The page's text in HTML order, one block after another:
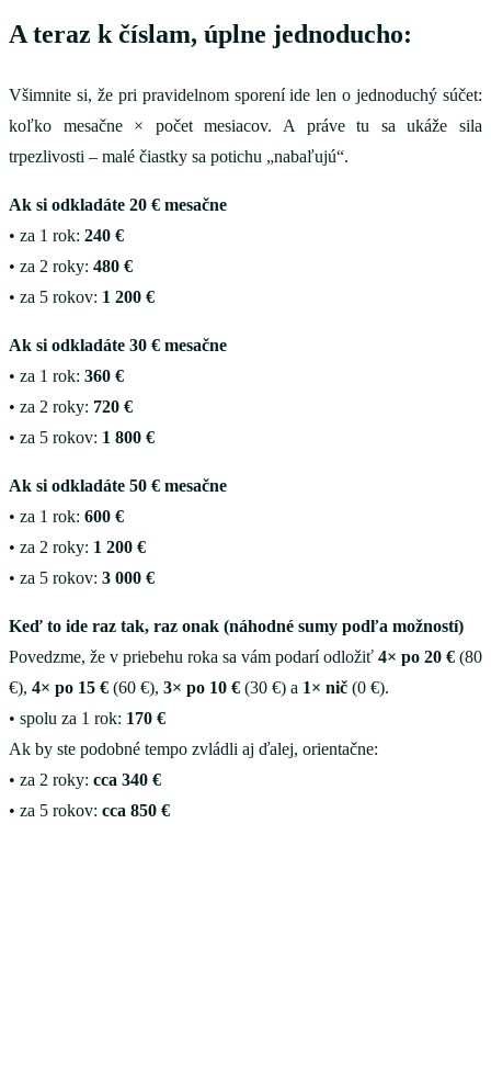
A teraz k číslam, úplne jednoducho:
Všimnite si, že pri pravidelnom sporení ide len o jednoduchý súčet:
koľko mesačne × počet mesiacov. A práve tu sa ukáže sila
trpezlivosti – malé čiastky sa potichu „nabaľujú“.
Ak si odkladáte 20 € mesačne
• za 1 rok: 240 €
• za 2 roky: 480 €
• za 5 rokov: 1 200 €
Ak si odkladáte 30 € mesačne
• za 1 rok: 360 €
• za 2 roky: 720 €
• za 5 rokov: 1 800 €
Ak si odkladáte 50 € mesačne
• za 1 rok: 600 €
• za 2 roky: 1 200 €
• za 5 rokov: 3 000 €
Keď to ide raz tak, raz onak (náhodné sumy podľa možností)
Povedzme, že v priebehu roka sa vám podarí odložiť 4× po 20 € (80
€), 4× po 15 € (60 €), 3× po 10 € (30 €) a 1× nič (0 €).
• spolu za 1 rok: 170 €
Ak by ste podobné tempo zvládli aj ďalej, orientačne:
• za 2 roky: cca 340 €
• za 5 rokov: cca 850 €